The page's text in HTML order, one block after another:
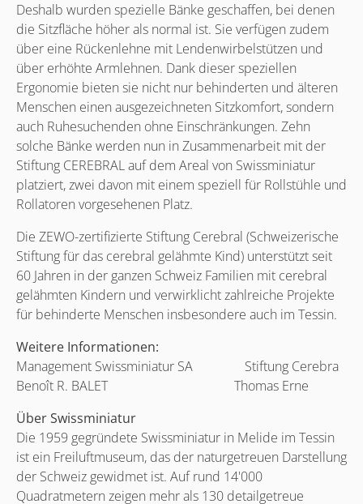
Deshalb wurden spezielle Bänke geschaffen, bei denen
die Sitzfläche höher als normal ist. Sie verfügen zudem
über eine Rückenlehne mit Lendenwirbelstützen und
über erhöhte Armlehnen. Dank dieser speziellen
Ergonomie bieten sie nicht nur behinderten und älteren
Menschen einen ausgezeichneten Sitzkomfort, sondern
auch Ruhesuchenden ohne Einschränkungen. Zehn
solche Bänke werden nun in Zusammenarbeit mit der
Stiftung CEREBRAL auf dem Areal von Swissminiatur
platziert, zwei davon mit einem speziell für Rollstühle und
Rollatoren vorgesehenen Platz.
Die ZEWO-zertifizierte Stiftung Cerebral (Schweizerische
Stiftung für das cerebral gelähmte Kind) unterstützt seit
60 Jahren in der ganzen Schweiz Familien mit cerebral
gelähmten Kindern und verwirklicht zahlreiche Projekte
für behinderte Menschen insbesondere auch im Tessin.
Weitere Informationen:
Management Swissminiatur SA Stiftung Cerebra
Benoît R. BALET Thomas Erne
Über Swissminiatur
Die 1959 gegründete Swissminiatur in Melide im Tessin
ist ein Freiluftmuseum, das der naturgetreuen Darstellung
der Schweiz gewidmet ist. Auf rund 14'000
Quadratmetern zeigen mehr als 130 detailgetreue